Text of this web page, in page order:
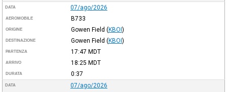
DATA 07/ago/2026
AEROMOBILE B733
ORIGINE Gowen Field (KBOI)
DESTINAZIONE Gowen Field (KBOI)
PARTENZA 17:47 MDT
ARRIVO 18:25 MDT
DURATA 0:37
DATA 07/ago/2026